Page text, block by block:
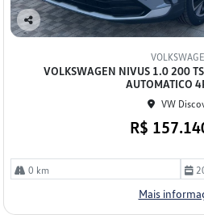
Co
VOLKSWAGEN NIVUS 1.0 200
AUTOMATICO
VW
R$
0 km
Mais